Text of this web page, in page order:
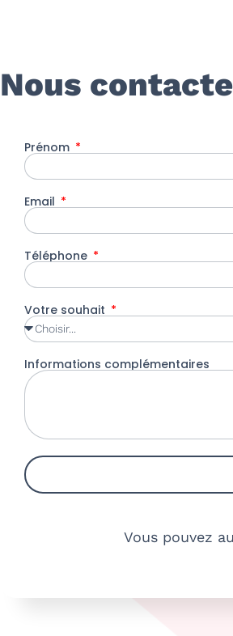
Nous
Prénom
Email
Téléphone
Votre souhait
Informations complémentaires
Vous pouvez